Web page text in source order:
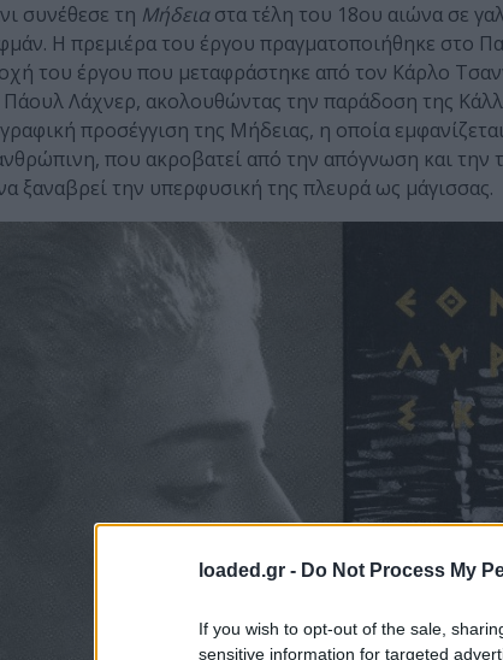
loaded.gr - Do Not Process My
If you wish to opt-out of the sale,
sensitive information for targeted
συνέθεσε τη Μήδεια στα τέλη του 18ου αιώνα σε
Η πρεμιέρα του έργου πραγματοποιήθηκε στο
του έργου που μεταφράστηκε από τον Κάρλο
Λάχνερ, ακολουθώντας την παράδοση της
προσέγγιση της Μήδειας, η οποία
που ακροβατεί από την απόγνωση και την
ξαναβρεί την υπερφυσική της πλευρά ως μάγισσας.